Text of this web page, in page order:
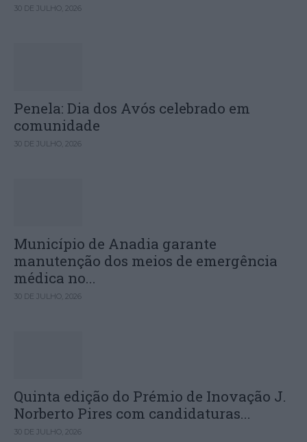
30 DE JULHO, 2026
Penela: Dia dos Avós celebrado em
comunidade
30 DE JULHO, 2026
Município de Anadia garante
manutenção dos meios de emergência
médica no...
30 DE JULHO, 2026
Quinta edição do Prémio de Inovação J.
Norberto Pires com candidaturas...
30 DE JULHO, 2026